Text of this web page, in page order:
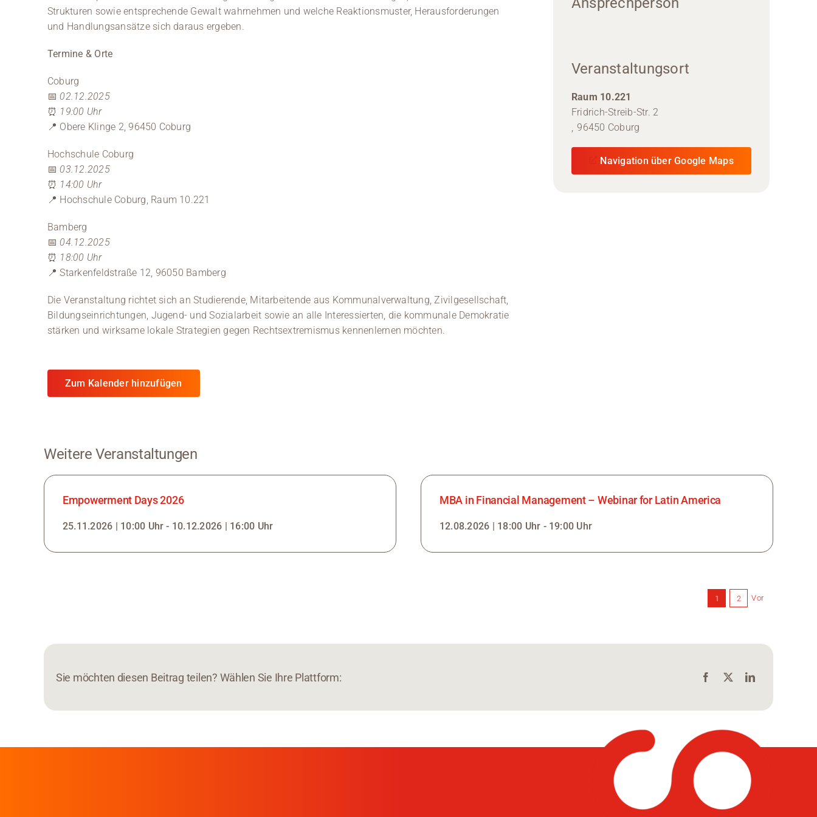
Kontakt
Strukturen sowie entsprechende Gewalt wahrnehmen und welche Reaktionsmuster, Herausforderungen
und Handlungsansätze sich daraus ergeben.
Termine & Orte
Coburg
📅02.12.2025
⏰ 19:00 Uhr
📍 Obere Klinge 2, 96450 Coburg
Hochschule Coburg
📅03.12.2025
⏰ 14:00 Uhr
📍 Hochschule Coburg, Raum 10.221
Bamberg
📅04.12.2025
⏰ 18:00 Uhr
📍 Starkenfeldstraße 12, 96050 Bamberg
Die Veranstaltung richtet sich an Studierende, Mitarbeitende aus Kommunalverwaltung, Zivilgesellschaft,
Bildungseinrichtungen, Jugend- und Sozialarbeit sowie an alle Interessierten, die kommunale Demokratie
stärken und wirksame lokale Strategien gegen Rechtsextremismus kennenlernen möchten.
Zum Kalender hinzufügen
Veranstaltungsort
Raum 10.221
Fridrich-Streib-Str. 2
, 96450 Coburg
Navigation über Google Maps
Weitere Veranstaltungen
Empowerment Days 2026
25.11.2026 | 10:00 Uhr - 10.12.2026 | 16:00 Uhr
MBA in Financial Management – Webinar for Latin America
12.08.2026 | 18:00 Uhr - 19:00 Uhr
1 2 Vor
Sie möchten diesen Beitrag teilen? Wählen Sie Ihre Plattform: